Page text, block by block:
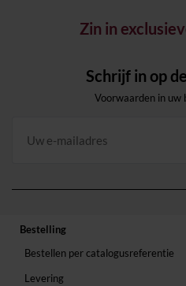
Zin in
Schrijf in op
Voorwaarden in uw
Bestelling
Bestellen per catalogusreferentie
Levering